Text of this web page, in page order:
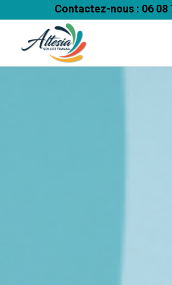
Contactez-nous : 06 08